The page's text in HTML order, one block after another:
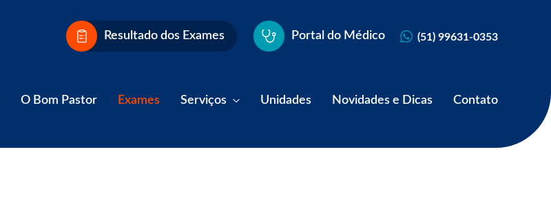
Resultado dos Exames Portal do Médico (51) 99631-0353
O Bom Pastor Exames Serviços Unidades Novidades e Dicas Contato